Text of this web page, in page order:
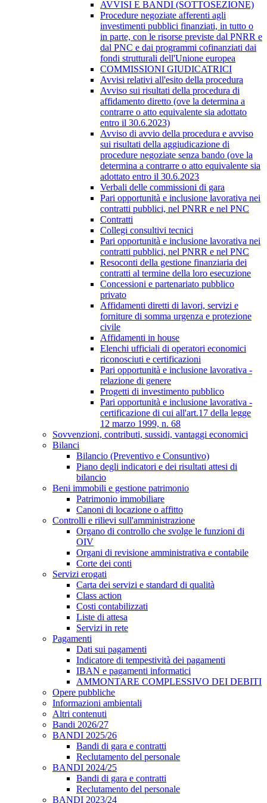
AVVISI E BANDI (SOTTOSEZIONE)
Procedure negoziate afferenti agli
investimenti pubblici finanziati, in tutto o
in parte, con le risorse previste dal PNRR e
dal PNC e dai programmi cofinanziati dai
fondi strutturali dell'Unione europea
COMMISSIONI GIUDICATRICI
Avvisi relativi all'esito della procedura
Avviso sui risultati della procedura di
affidamento diretto (ove la determina a
contrarre o atto equivalente sia adottato
entro il 30.6.2023)
Avviso di avvio della procedura e avviso
sui risultati della aggiudicazione di
procedure negoziate senza bando (ove la
determina a contrarre o atto equivalente sia
adottato entro il 30.6.2023
Verbali delle commissioni di gara
Pari opportunità e inclusione lavorativa nei
contratti pubblici, nel PNRR e nel PNC
Contratti
Collegi consultivi tecnici
Pari opportunità e inclusione lavorativa nei
contratti pubblici, nel PNRR e nel PNC
Resoconti della gestione finanziaria dei
contratti al termine della loro esecuzione
Concessioni e partenariato pubblico
privato
Affidamenti diretti di lavori, servizi e
forniture di somma urgenza e protezione
civile
Affidamenti in house
Elenchi ufficiali di operatori economici
riconosciuti e certificazioni
Pari opportunità e inclusione lavorativa -
relazione di genere
Progetti di investimento pubblico
Pari opportunità e inclusione lavorativa -
certificazione di cui all'art.17 della legge
12 marzo 1999, n. 68
Sovvenzioni, contributi, sussidi, vantaggi economici
Bilanci
Bilancio (Preventivo e Consuntivo)
Piano degli indicatori e dei risultati attesi di
bilancio
Beni immobili e gestione patrimonio
Patrimonio immobiliare
Canoni di locazione o affitto
Controlli e rilievi sull'amministrazione
Organo di controllo che svolge le funzioni di
OIV
Organi di revisione amministrativa e contabile
Corte dei conti
Servizi erogati
Carta dei servizi e standard di qualità
Class action
Costi contabilizzati
Liste di attesa
Servizi in rete
Pagamenti
Dati sui pagamenti
Indicatore di tempestività dei pagamenti
IBAN e pagamenti informatici
AMMONTARE COMPLESSIVO DEI DEBITI
Opere pubbliche
Informazioni ambientali
Altri contenuti
Bandi 2026/27
BANDI 2025/26
Bandi di gara e contratti
Reclutamento del personale
BANDI 2024/25
Bandi di gara e contratti
Reclutamento del personale
BANDI 2023/24